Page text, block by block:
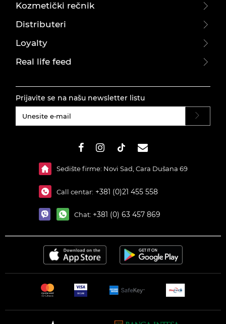
Kozmetički rečnik
Distributeri
Loyalty
Real life feed
Prijavite se na našu newsletter listu
Sedište firme: Novi Sad, Cara Dušana 69
Call centar: +381 (0)21 455 558
Chat: +381 (0) 63 457 869